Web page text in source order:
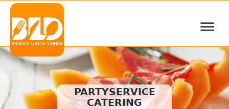
≡
PARTYSERVICE
CATERING